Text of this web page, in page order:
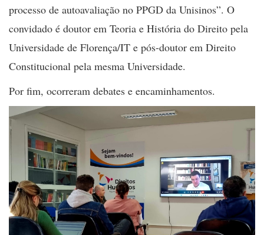
processo de autoavaliação no PPGD da Unisinos”. O
convidado é doutor em Teoria e História do Direito pela
Universidade de Florença/IT e pós-doutor em Direito
Constitucional pela mesma Universidade.
Por fim, ocorreram debates e encaminhamentos.